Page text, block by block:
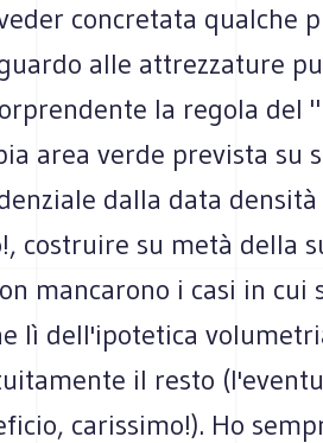
concretata qualche
alle attrezzature
la regola del
area verde prevista su
dalla data
costruire su metà della
mancarono i casi in cui
lì dell'ipotetica
il resto
carissimo!). Ho